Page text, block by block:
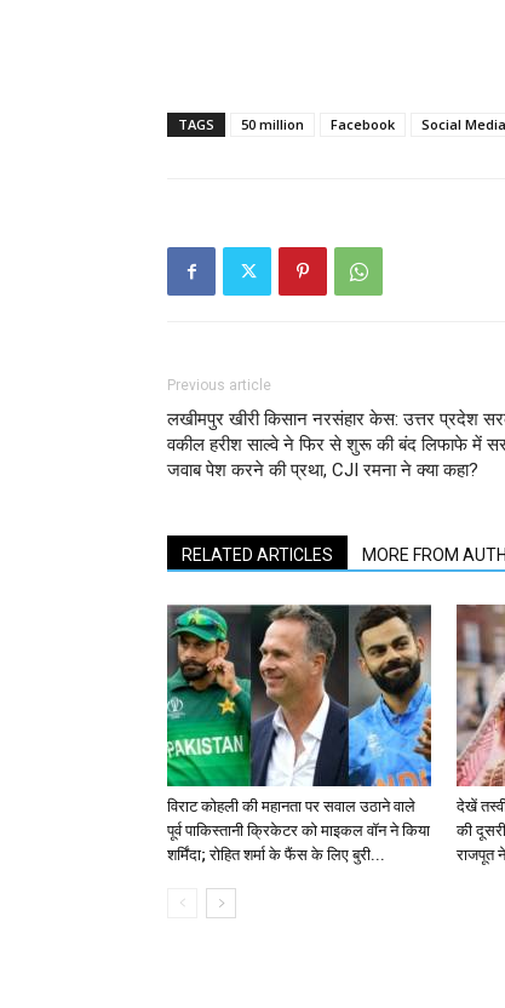
TAGS 50 million Facebook Social
Previous article
लखीमपुर खीरी किसान नरसंहार केस: उत्तर प्रदेश
वकील हरीश साल्वे ने फिर से शुरू की बंद लिफाफे में
जवाब पेश करने की प्रथा, CJI रमना ने क्या कहा?
RELATED ARTICLES MORE FROM
विराट कोहली की महानता पर सवाल उठाने वाले
पूर्व पाकिस्तानी क्रिकेटर को माइकल वॉन ने किया
शर्मिंदा; रोहित शर्मा के फैंस के लिए बुरी...
देखें
की
राजपूत